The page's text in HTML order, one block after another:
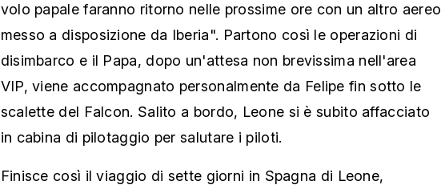
volo papale faranno ritorno nelle prossime ore con un altro aereo
messo a disposizione da Iberia". Partono così le operazioni di
disimbarco e il Papa, dopo un'attesa non brevissima nell'area
VIP, viene accompagnato personalmente da Felipe fin sotto le
scalette del Falcon. Salito a bordo, Leone si è subito affacciato
in cabina di pilotaggio per salutare i piloti.
Finisce così il viaggio di sette giorni in Spagna di Leone,